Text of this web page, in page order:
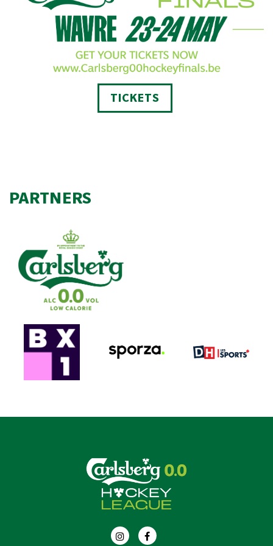
TICKETS
PARTNERS